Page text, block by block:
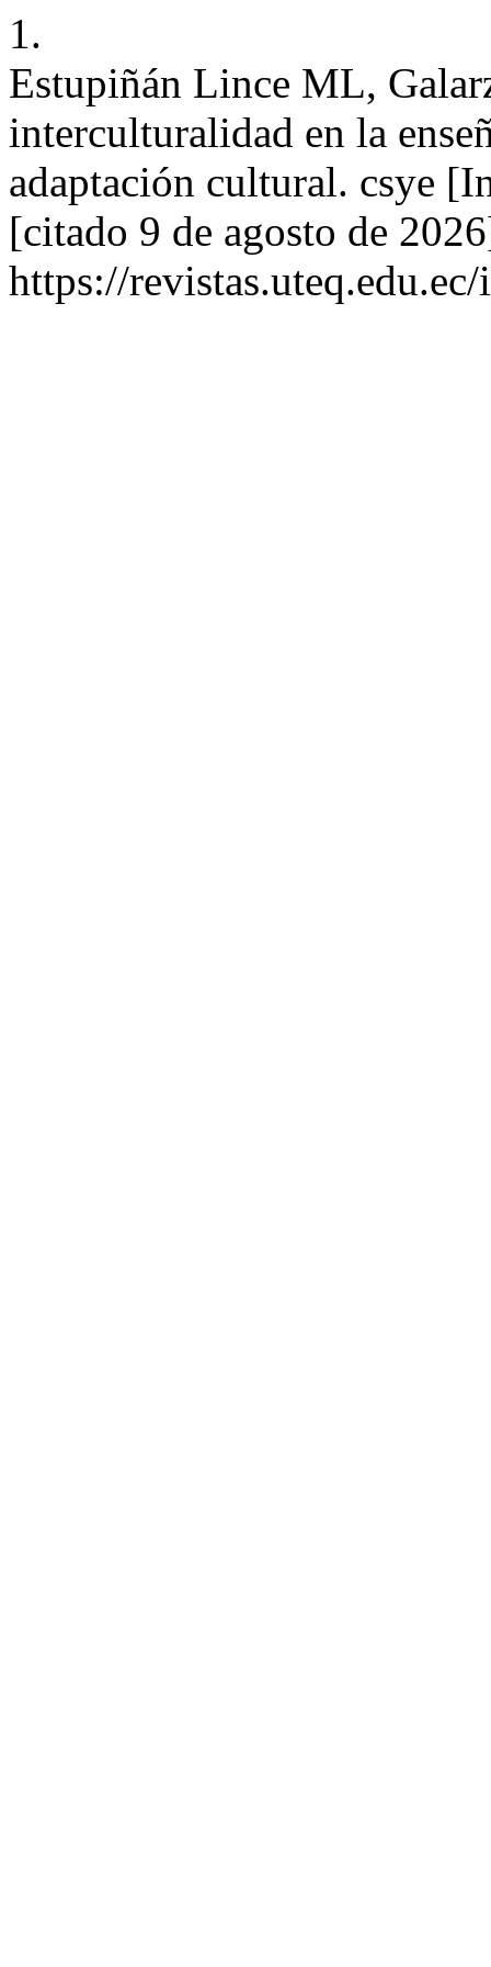
1.
Estupiñán Lince ML,
interculturalidad en la
adaptación cultural. csye
[citado 9 de agosto de
https://